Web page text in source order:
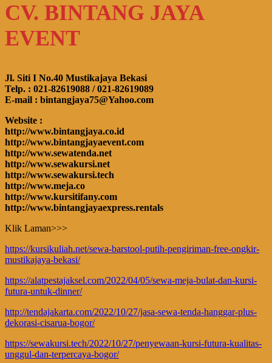
CV. BINTANG JAYA
EVENT
Jl. Siti I No.40 Mustikajaya Bekasi
Telp. : 021-82619088 / 021-82619089
E-mail : bintangjaya75@Yahoo.com
Website :
http://www.bintangjaya.co.id
http://www.bintangjayaevent.com
http://www.sewatenda.net
http://www.sewakursi.net
http://www.sewakursi.tech
http://www.meja.co
http://www.kursitifany.com
http://www.bintangjayaexpress.rentals
Klik Laman>>>
https://kursikuliah.net/sewa-barstool-putih-pengiriman-free-ongkir-
mustikajaya-bekasi/
https://alatpestajaksel.com/2022/04/05/sewa-meja-bulat-dan-kursi-
futura-untuk-dinner/
http://tendajakarta.com/2022/10/27/jasa-sewa-tenda-hanggar-plus-
dekorasi-cisarua-bogor/
https://sewakursi.tech/2022/10/27/penyewaan-kursi-futura-kualitas-
unggul-dan-terpercaya-bogor/